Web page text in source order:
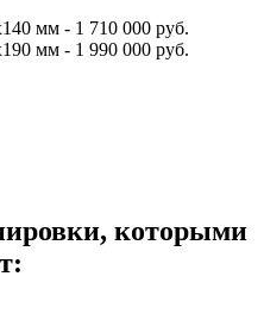
мм - 1 710 000 руб.
мм - 1 990 000 руб.
которыми